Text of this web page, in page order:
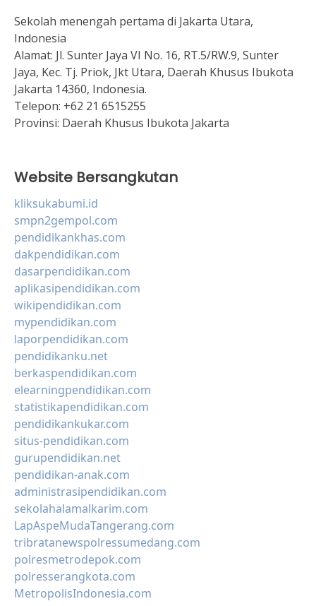
Sekolah menengah pertama di Jakarta Utara,
Indonesia
Alamat: Jl. Sunter Jaya VI No. 16, RT.5/RW.9, Sunter
Jaya, Kec. Tj. Priok, Jkt Utara, Daerah Khusus Ibukota
Jakarta 14360, Indonesia.
Telepon: +62 21 6515255
Provinsi: Daerah Khusus Ibukota Jakarta
Website Bersangkutan
kliksukabumi.id
smpn2gempol.com
pendidikankhas.com
dakpendidikan.com
dasarpendidikan.com
aplikasipendidikan.com
wikipendidikan.com
mypendidikan.com
laporpendidikan.com
pendidikanku.net
berkaspendidikan.com
elearningpendidikan.com
statistikapendidikan.com
pendidikankukar.com
situs-pendidikan.com
gurupendidikan.net
pendidikan-anak.com
administrasipendidikan.com
sekolahalamalkarim.com
LapAspeMudaTangerang.com
tribratanewspolressumedang.com
polresmetrodepok.com
polresserangkota.com
MetropolisIndonesia.com